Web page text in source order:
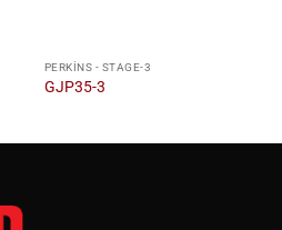
PERKINS - STAGE-3
GJP35-3